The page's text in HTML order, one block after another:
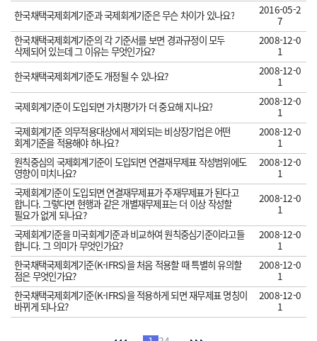
한국채택국제회계기준과 국제회계기준은 무슨 차이가 있나요?
2016-05-2
7
한국채택국제회계기준의 각 기준서를 보면 경과규정이 모두
삭제되어 있는데 그 이유는 무엇인가요?
2008-12-0
1
한국채택국제회계기준도 개정될 수 있나요?
2008-12-0
1
국제회계기준이 도입되면 가치평가가 더 중요해 지나요?
2008-12-0
1
국제회계기준 의무적용대상에서 제외되는 비상장기업은 어떤
회계기준을 적용해야 하나요?
2008-12-0
1
원칙중심의 국제회계기준이 도입되면 연결재무제표 작성범위에도
영향이 미치나요?
2008-12-0
1
국제회계기준이 도입되면 연결재무제표가 주재무제표가 된다고
합니다. 그렇다면 현행과 같은 개별재무제표는 더 이상 작성할
필요가 없게 되나요?
2008-12-0
1
국제회계기준을 미국회계기준과 비교하여 원칙중심기준이라고들
합니다. 그 의미가 무엇인가요?
2008-12-0
1
한국채택국제회계기준(K-IFRS)을 처음 적용할 때 특별히 유의할
점은 무엇인가요?
2008-12-0
1
한국채택국제회계기준(K-IFRS)을 적용하게 되면 재무제표 명칭이
바뀌게 되나요?
2008-12-0
1